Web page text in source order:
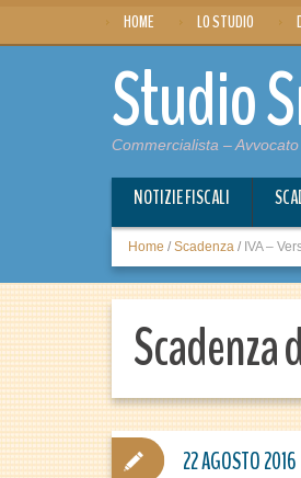
HOME LO STUDIO
Studio
Commercialista –
NOTIZIE FISCALI
Home / Scadenza / IVA –
Scadenza
22 AGOSTO 2016